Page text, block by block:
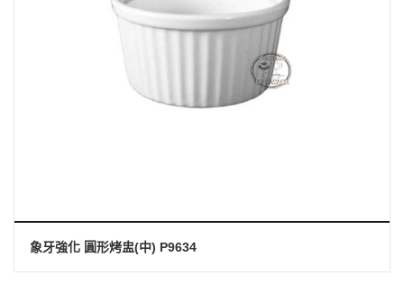
象牙強化 圓形烤盅(中) P9634